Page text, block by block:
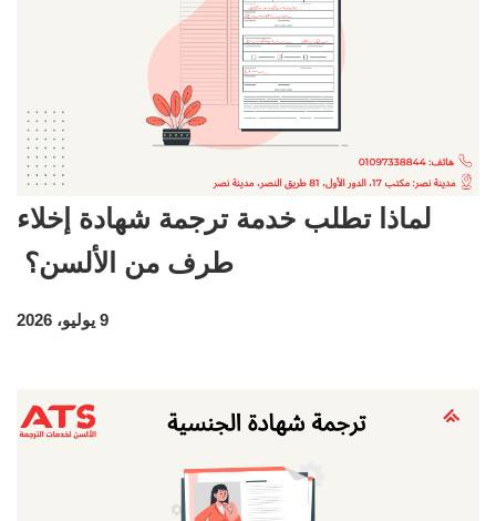
لماذا تطلب خدمة ترجمة شهادة إخلاء
طرف من الألسن؟
9 يوليو، 2026